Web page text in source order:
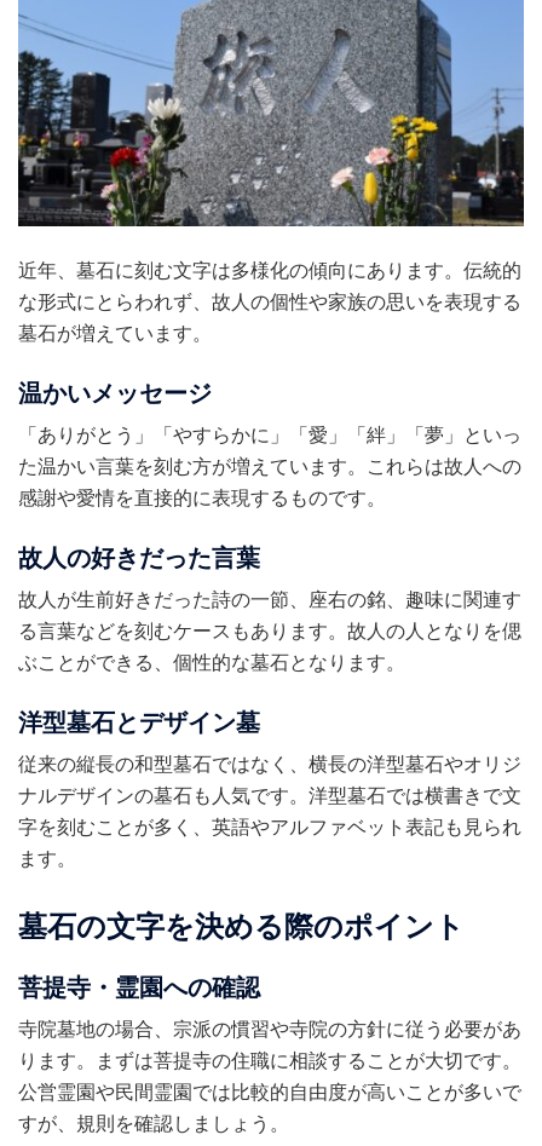
近年、墓石に刻む文字は多様化の傾向にあります。伝統的
な形式にとらわれず、故人の個性や家族の思いを表現する
墓石が増えています。
温かいメッセージ
「ありがとう」「やすらかに」「愛」「絆」「夢」といっ
た温かい言葉を刻む方が増えています。これらは故人への
感謝や愛情を直接的に表現するものです。
故人の好きだった言葉
故人が生前好きだった詩の一節、座右の銘、趣味に関連す
る言葉などを刻むケースもあります。故人の人となりを偲
ぶことができる、個性的な墓石となります。
洋型墓石とデザイン墓
従来の縦長の和型墓石ではなく、横長の洋型墓石やオリジ
ナルデザインの墓石も人気です。洋型墓石では横書きで文
字を刻むことが多く、英語やアルファベット表記も見られ
ます。
墓石の文字を決める際のポイント
菩提寺・霊園への確認
寺院墓地の場合、宗派の慣習や寺院の方針に従う必要があ
ります。まずは菩提寺の住職に相談することが大切です。
公営霊園や民間霊園では比較的自由度が高いことが多いで
すが、規則を確認しましょう。